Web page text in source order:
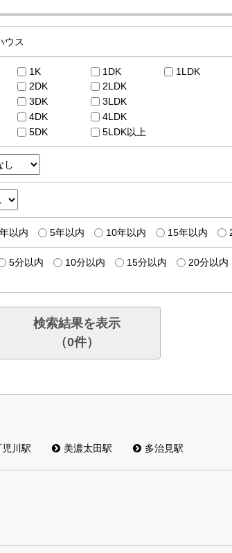
ウス
1K 1DK
1LDK
2DK
2LDK
3DK
3LDK
4DK
4LDK
5DK 5LDK以上
以内 5年以内 10年以内 15年以内
5分以内 10分以内 15分以内
20分以内
検索結果を表示
（0件）
児川駅 美濃太田駅 多治見駅